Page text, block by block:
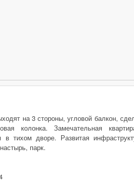
на 3 стороны, угловой балкон,
колонка. Замечательная
тихом дворе. Развитая
парк.